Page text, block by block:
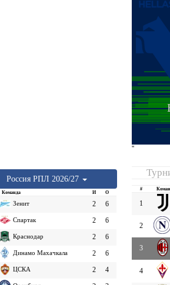
Россия РПЛ 2026/27
Команда И О
Зенит 2
6
Спартак 2
6
Краснодар 2
6
Динамо Махачкала 2
6
ЦСКА 2
4
''
#
1
2
3
4